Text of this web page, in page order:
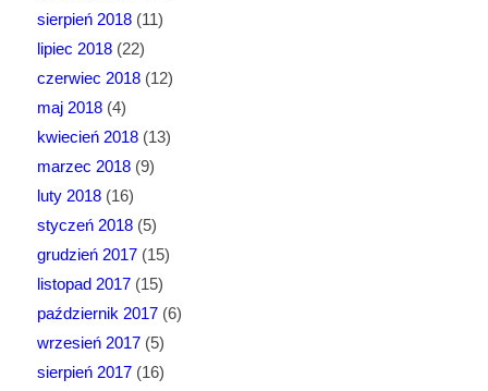
sierpień 2018(11)
lipiec 2018(22)
czerwiec 2018(12)
maj 2018(4)
kwiecień 2018(13)
marzec 2018(9)
luty 2018(16)
styczeń 2018(5)
grudzień 2017(15)
listopad 2017(15)
październik 2017(6)
wrzesień 2017(5)
sierpień 2017(16)